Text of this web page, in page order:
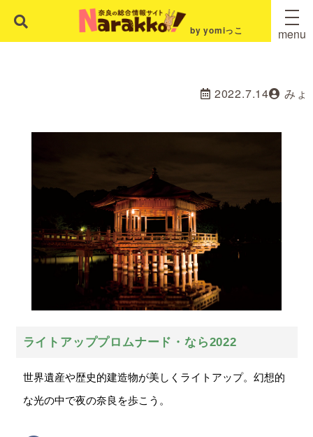
by yomiっこ menu
2022.7.14 みょ
ライトアッププロムナード・なら2022
世界遺産や歴史的建造物が美しくライトアップ。幻想的
な光の中で夜の奈良を歩こう。